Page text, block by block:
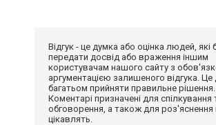
Відгук - це думка або оцінка людей,
передати досвід або враження іншим
користувачам нашого сайту з
аргументацією залишеного відгука.
багатьом прийняти правильне рішення.
Коментарі призначені для спілкування
обговорення, а також для роз'яснення
цікавлять.